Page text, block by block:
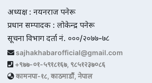
अध्यक्ष : नयनराज पनेरू
प्रधान सम्पादक : लोकेन्द्र पनेरू
सूचना विभाग दर्ता नं. ०००/२०७७-७८
sajhakhabarofficial@gmail.com
+९७७-०१-५९१८१६७, ९८५१२३७०८६
कामनपा-१८, काठमाडौं, नेपाल